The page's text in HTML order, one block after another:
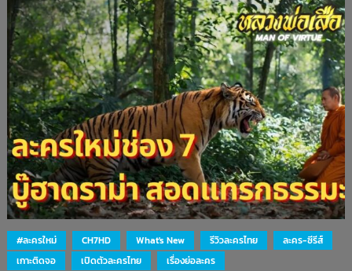
#ละครใหม่ CH7HD What's New รีวิวละครไทย
ละคร-ซีรีส์
เกาะติดจอ
เปิดตัวละครไทย เรื่องย่อละคร